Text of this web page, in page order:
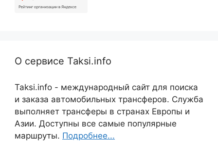
О сервисе Taksi.info
Taksi.info - международный сайт для поиска
и заказа автомобильных трансферов. Служба
выполняет трансферы в странах Европы и
Азии. Доступны все самые популярные
маршруты. Подробнее...